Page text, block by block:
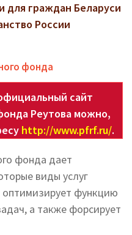
для граждан Беларуси
России
фонда
сайт
Реутова можно,
http://www.pfrf.ru/.
фонда дает
виды услуг
оптимизирует функцию
а также форсирует